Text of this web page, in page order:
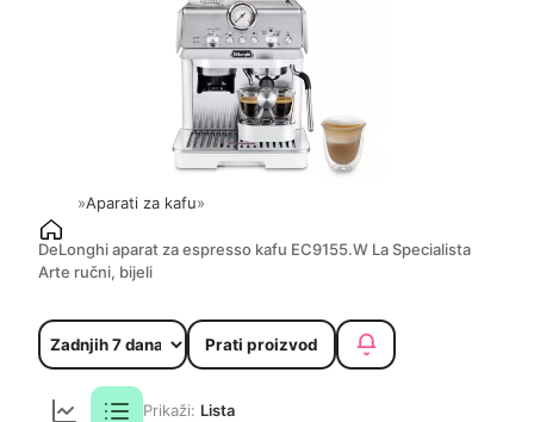
»Aparati za kafu»
DeLonghi aparat za espresso kafu EC9155.W La Specialista
Arte ručni, bijeli
Prati proizvod
Prikaži: Lista